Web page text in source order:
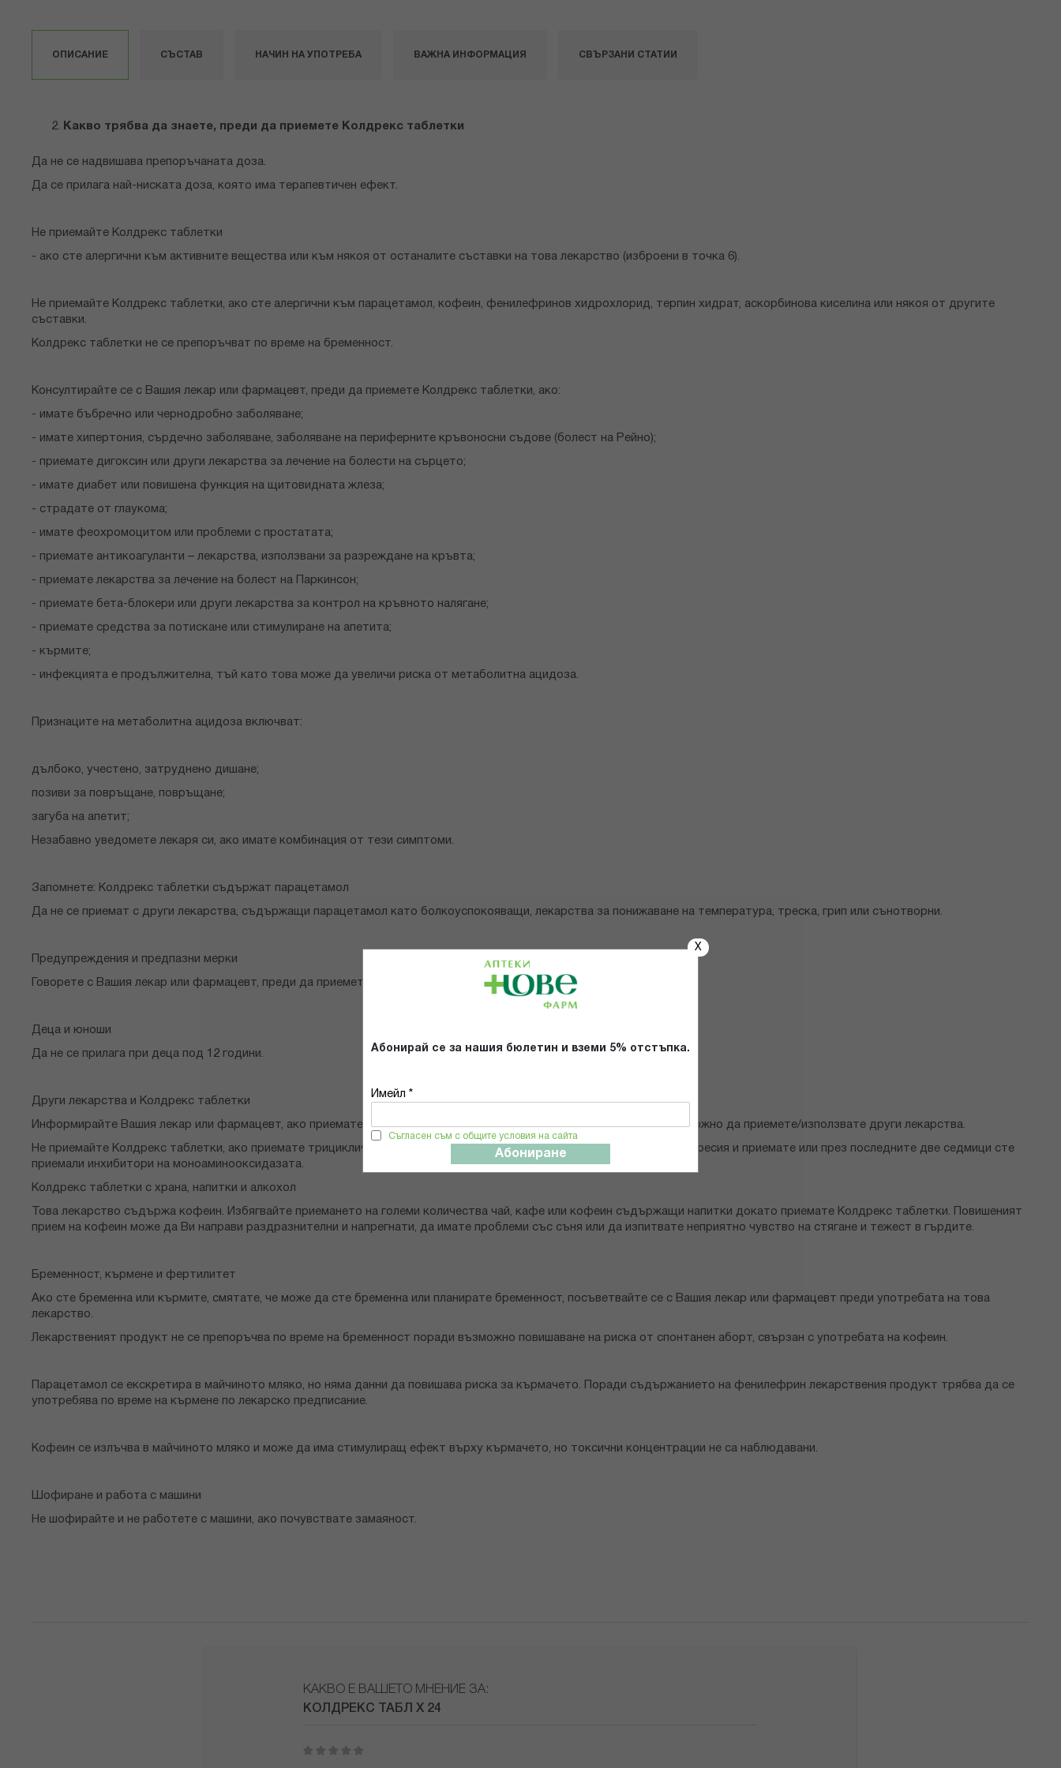
X
Абонирай се за нашия бюлетин и вземи 5% отстъпка.
Имейл *
Съгласен съм с общите условия на сайта
Абониране
ОПИСАНИЕ
Какво трябва да знаете, преди да приемете Колдрекс таблетки
Да не се надвишава препоръчаната доза.
Да се прилага най-ниската доза, която има терапевтичен ефект.
Не приемайте Колдрекс таблетки
- ако сте алергични към активните вещества или към някоя от останалите съставки на това лекарство (изброени в точка 6).
Не приемайте Колдрекс таблетки, ако сте алергични към парацетамол, кофеин, фенилефринов хидрохлорид, терпин хидрат, аскорбинова киселина или някоя от другите
съставки.
Колдрекс таблетки не се препоръчват по време на бременност.
Консултирайте се с Вашия лекар или фармацевт, преди да приемете Колдрекс таблетки, ако:
- имате бъбречно или чернодробно заболяване;
- имате хипертония, сърдечно заболяване, заболяване на периферните кръвоносни съдове (болест на Рейно);
- приемате дигоксин или други лекарства за лечение на болести на сърцето;
- имате диабет или повишена функция на щитовидната жлеза;
- страдате от глаукома;
- имате феохромоцитом или проблеми с простатата;
- приемате антикоагуланти – лекарства, използвани за разреждане на кръвта;
- приемате лекарства за лечение на болест на Паркинсон;
- приемате бета-блокери или други лекарства за контрол на кръвното налягане;
- приемате средства за потискане или стимулиране на апетита;
- кърмите;
- инфекцията е продължителна, тъй като това може да увеличи риска от метаболитна ацидоза.
Признаците на метаболитна ацидоза включват:
дълбоко, учестено, затруднено дишане;
позиви за повръщане, повръщане;
загуба на апетит;
Незабавно уведомете лекаря си, ако имате комбинация от тези симптоми.
Запомнете: Колдрекс таблетки съдържат парацетамол
Да не се приемат с други лекарства, съдържащи парацетамол като болкоуспокояващи, лекарства за понижаване на температура, треска, грип или сънотворни.
Предупреждения и предпазни мерки
Говорете с Вашия лекар или фармацевт, преди да приемете Колдрекс таблетки.
Деца и юноши
Да не се прилага при деца под 12 години.
Други лекарства и Колдрекс таблетки
Информирайте Вашия лекар или фармацевт, ако приемате/използвате, наскоро сте приемали/използвали или е възможно да приемете/използвате други лекарства.
Не приемайте Колдрекс таблетки, ако приемате трициклични антидепресанти или други лекарства за лечение на депресия и приемате или през последните две седмици сте
приемали инхибитори на моноаминооксидазата.
Колдрекс таблетки с храна, напитки и алкохол
Това лекарство съдържа кофеин. Избягвайте приемането на големи количества чай, кафе или кофеин съдържащи напитки докато приемате Колдрекс таблетки. Повишеният
прием на кофеин може да Ви направи раздразнителни и напрегнати, да имате проблеми със съня или да изпитвате неприятно чувство на стягане и тежест в гърдите.
Бременност, кърмене и фертилитет
Ако сте бременна или кърмите, смятате, че може да сте бременна или планирате бременност, посъветвайте се с Вашия лекар или фармацевт преди употребата на това
лекарство.
Лекарственият продукт не се препоръчва по време на бременност поради възможно повишаване на риска от спонтанен аборт, свързан с употребата на кофеин.
Парацетамол се екскретира в майчиното мляко, но няма данни да повишава риска за кърмачето. Поради съдържанието на фенилефрин лекарствения продукт трябва да се
употребява по време на кърмене по лекарско предписание.
Кофеин се излъчва в майчиното мляко и може да има стимулиращ ефект върху кърмачето, но токсични концентрации не са наблюдавани.
Шофиране и работа с машини
Не шофирайте и не работете с машини, ако почувствате замаяност.
СЪСТАВ НАЧИН НА УПОТРЕБА ВАЖНА ИНФОРМАЦИЯ СВЪРЗАНИ СТАТИИ
КАКВО Е ВАШЕТО МНЕНИЕ ЗА:
КОЛДРЕКС ТАБЛ Х 24